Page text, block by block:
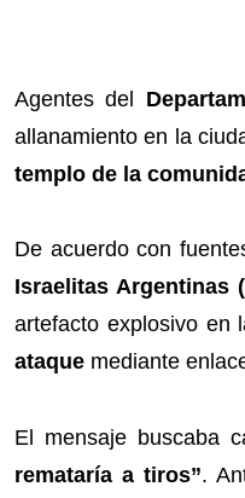
Agentes del
allanamiento en la
templo de la
De acuerdo con
Israelitas Argentinas
artefacto explosivo en
ataque mediante
El mensaje buscaba
remataría a tiros”.